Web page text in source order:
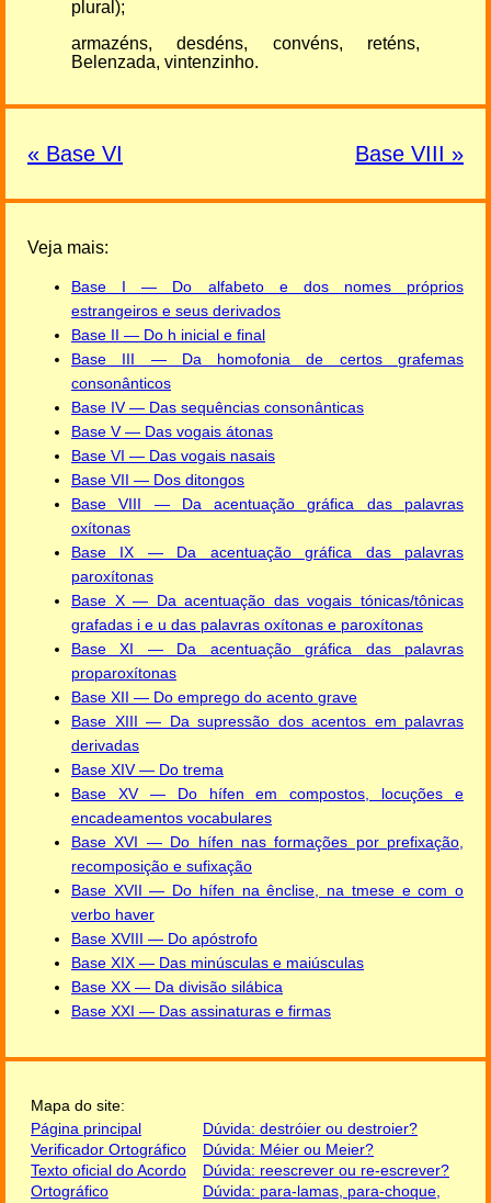
plural);
armazéns, desdéns, convéns, reténs,
Belenzada, vintenzinho.
Base VIII »
« Base VI
Veja mais:
Base I — Do alfabeto e dos nomes próprios
estrangeiros e seus derivados
Base II — Do h inicial e final
Base III — Da homofonia de certos grafemas
consonânticos
Base IV — Das sequências consonânticas
Base V — Das vogais átonas
Base VI — Das vogais nasais
Base VII — Dos ditongos
Base VIII — Da acentuação gráfica das palavras
oxítonas
Base IX — Da acentuação gráfica das palavras
paroxítonas
Base X — Da acentuação das vogais tónicas/tônicas
grafadas i e u das palavras oxítonas e paroxítonas
Base XI — Da acentuação gráfica das palavras
proparoxítonas
Base XII — Do emprego do acento grave
Base XIII — Da supressão dos acentos em palavras
derivadas
Base XIV — Do trema
Base XV — Do hífen em compostos, locuções e
encadeamentos vocabulares
Base XVI — Do hífen nas formações por prefixação,
recomposição e sufixação
Base XVII — Do hífen na ênclise, na tmese e com o
verbo haver
Base XVIII — Do apóstrofo
Base XIX — Das minúsculas e maiúsculas
Base XX — Da divisão silábica
Base XXI — Das assinaturas e firmas
Mapa do site:
Página principal
Verificador Ortográfico
Texto oficial do Acordo
Ortográfico
Dúvida: destróier ou destroier?
Dúvida: Méier ou Meier?
Dúvida: reescrever ou re-escrever?
Dúvida: para-lamas, para-choque,